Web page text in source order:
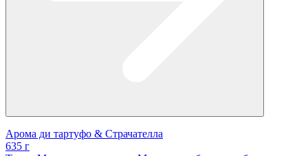
Арома ди тартуфо & Страчателла
635 г